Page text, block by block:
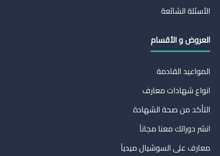
الأسئلة الشائعة
العروض و الأقسام
المواعيد القادمة
انواع شهادات معارف
التأكد من صحة الشهادة
انشر دوراتك معنا مجاناً
معارف على السوشيال ميدياً